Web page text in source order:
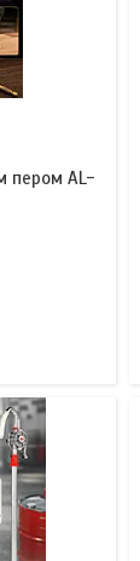
пером AL-